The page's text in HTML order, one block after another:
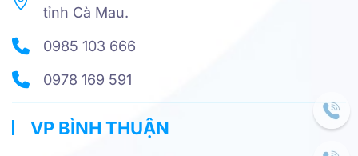
tỉnh Cà Mau.
0985 103 666
0978 169 591
VP BÌNH THUẬN